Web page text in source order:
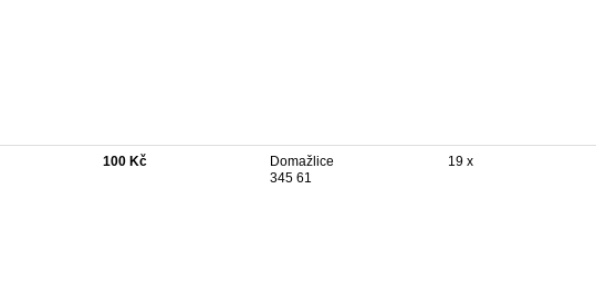
100 Kč
Domažlice
345 61
19 x